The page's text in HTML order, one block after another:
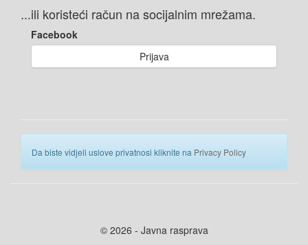
...ili koristeći račun na socijalnim mrežama.
Facebook
Prijava
Da biste vidjeli uslove privatnosi kliknite na Privacy Policy
© 2026 - Javna rasprava